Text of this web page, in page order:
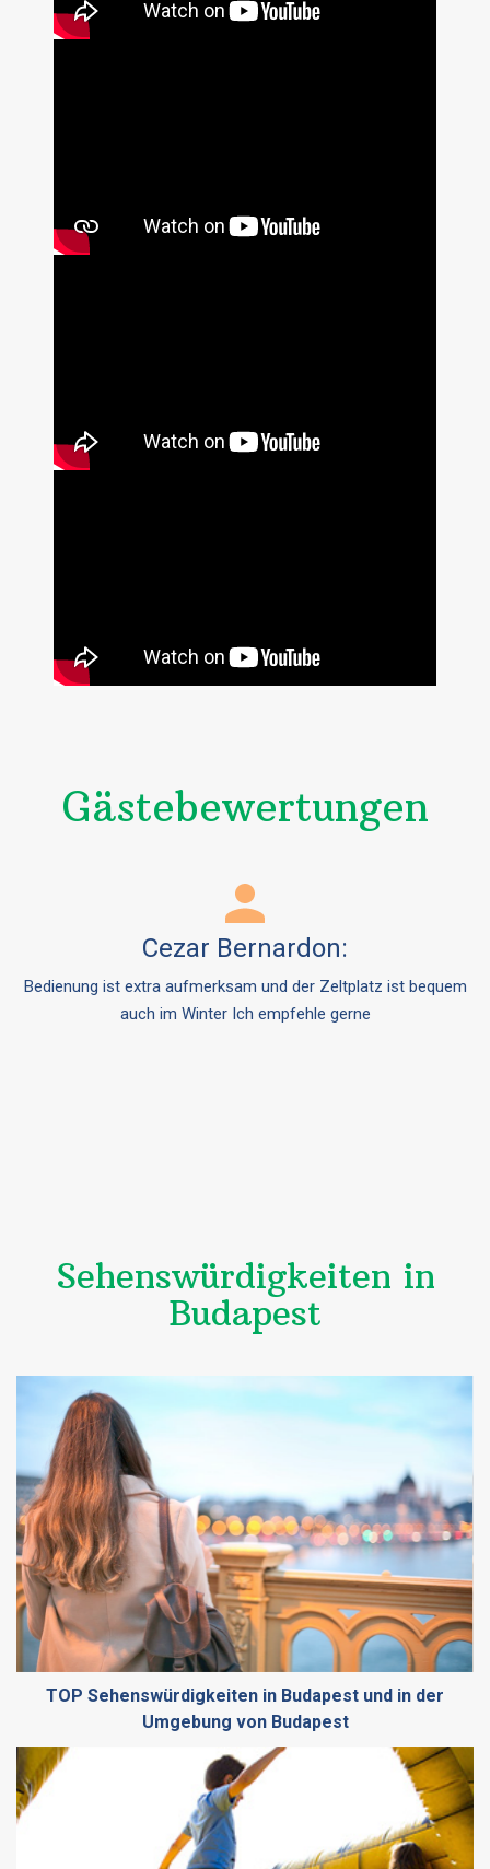
Gästebewertungen
Cezar Bernardon:
Bedienung ist extra aufmerksam und der Zeltplatz ist bequem
auch im Winter Ich empfehle gerne
Sehenswürdigkeiten in
Budapest
TOP Sehenswürdigkeiten in Budapest und in der
Umgebung von Budapest